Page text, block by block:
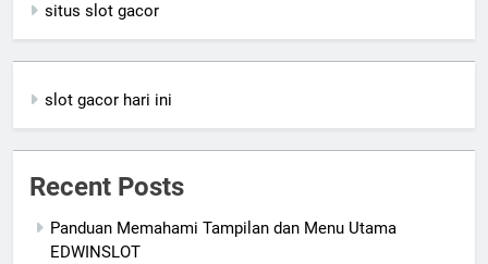
situs slot gacor
slot gacor hari ini
Recent Posts
Panduan Memahami Tampilan dan Menu Utama
EDWINSLOT